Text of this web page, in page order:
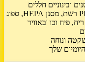
ובינוניים חללים
● מערכת סינון תלת שכבתית מורכבת מסנן PP רשת, מסנן HEPA, ספוג
פיח וכו 'באוויר
ונוחה